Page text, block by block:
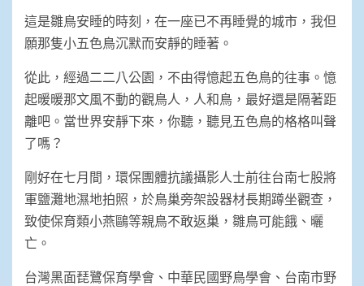
這是雛鳥安睡的時刻，在一座已不再睡覺的城市，我但
願那隻小五色鳥沉默而安靜的睡著。
從此，經過二二八公園，不由得憶起五色鳥的往事。憶
起暖暖那文風不動的觀鳥人，人和鳥，最好還是隔著距
離吧。當世界安靜下來，你聽，聽見五色鳥的格格叫聲
了嗎？
剛好在七月間，環保團體抗議攝影人士前往台南七股將
軍鹽灘地濕地拍照，於鳥巢旁架設器材長期蹲坐觀查，
致使保育類小燕鷗等親鳥不敢返巢，雛鳥可能餓、曬
亡。
台灣黑面琵鷺保育學會、中華民國野鳥學會、台南市野